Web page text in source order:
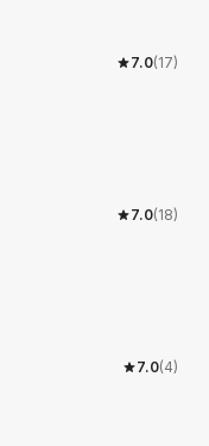
7.0(17)
7.0(18)
7.0(4)